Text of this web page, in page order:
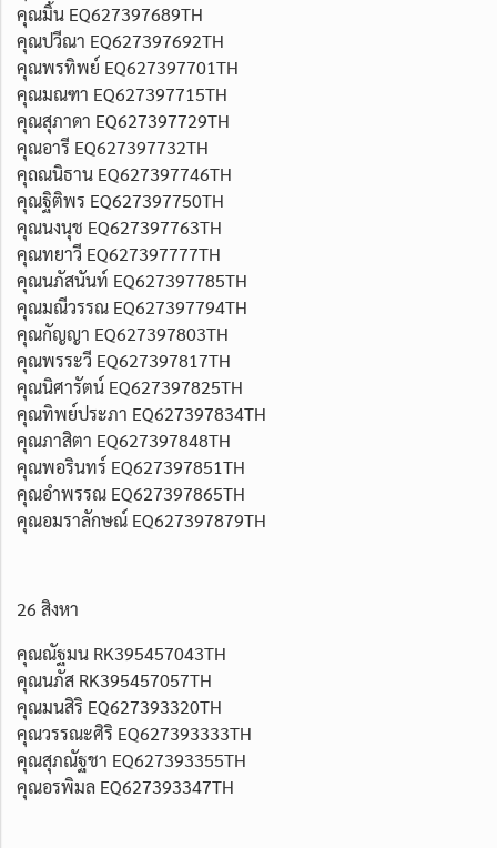
คุณมิ้น EQ627397689TH
คุณปวีณา EQ627397692TH
คุณพรทิพย์ EQ627397701TH
คุณมณฑา EQ627397715TH
คุณสุภาดา EQ627397729TH
คุณอารี EQ627397732TH
คุถณนิธาน EQ627397746TH
คุณฐิติพร EQ627397750TH
คุณนงนุช EQ627397763TH
คุณทยาวี EQ627397777TH
คุณนภัสนันท์ EQ627397785TH
คุณมณีวรรณ EQ627397794TH
คุณกัญญา EQ627397803TH
คุณพรระวี EQ627397817TH
คุณนิศารัตน์ EQ627397825TH
คุณทิพย์ประภา EQ627397834TH
คุณภาสิตา EQ627397848TH
คุณพอรินทร์ EQ627397851TH
คุณอำพรรณ EQ627397865TH
คุณอมราลักษณ์ EQ627397879TH
26 สิงหา
คุณณัฐมน RK395457043TH
คุณนภัส RK395457057TH
คุณมนสิริ EQ627393320TH
คุณวรรณะศิริ EQ627393333TH
คุณสุภณัฐชา EQ627393355TH
คุณอรพิมล EQ627393347TH